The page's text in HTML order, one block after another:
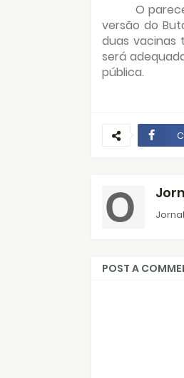
O
versão do
duas vacinas
será
pública.
POST A